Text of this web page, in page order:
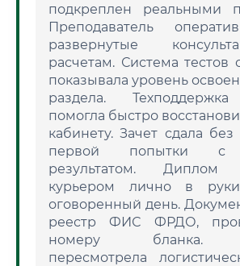
подкреплен реальными
Преподаватель
развернутые
расчетам. Система тестов
показывала уровень
раздела.
помогла быстро
кабинету. Зачет сдала
первой попытки с
результатом. Диплом
курьером лично в
оговоренный день.
реестр ФИС ФРДО,
номеру бланка.
пересмотрела